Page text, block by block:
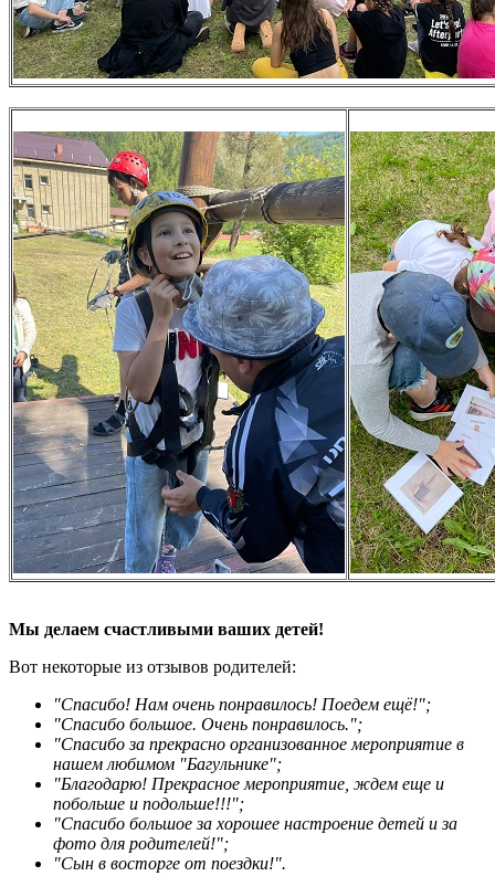
Мы делаем счастливыми ваших детей!
Вот некоторые из отзывов родителей:
"Спасибо! Нам очень понравилось! Поедем ещё!";
"Спасибо большое. Очень понравилось.";
"Спасибо за прекрасно организованное мероприятие в
нашем любимом "Багульнике";
"Благодарю! Прекрасное мероприятие, ждем еще и
побольше и подольше!!!";
"Спасибо большое за хорошее настроение детей и за
фото для родителей!";
"Сын в восторге от поездки!".